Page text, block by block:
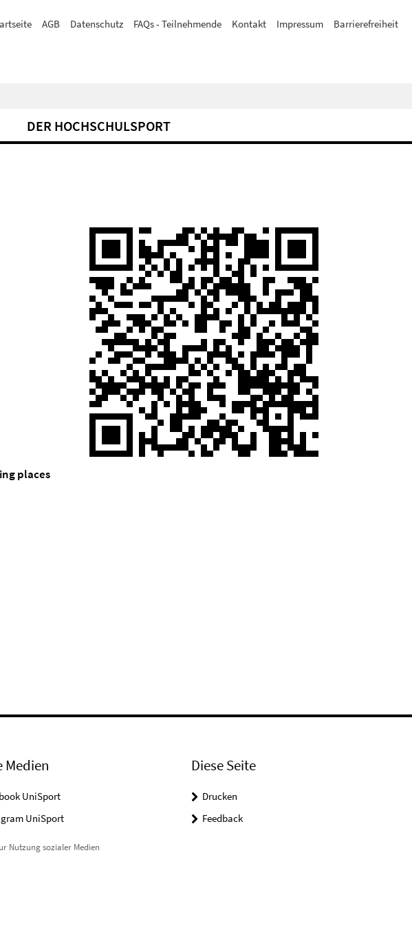
AGB Datenschutz FAQs - Teilnehmende Kontakt Impressum Barrierefreiheit
DER HOCHSCHULSPORT
places
Medien
UniSport
UniSport
Nutzung sozialer Medien
Diese Seite
Drucken
Feedback